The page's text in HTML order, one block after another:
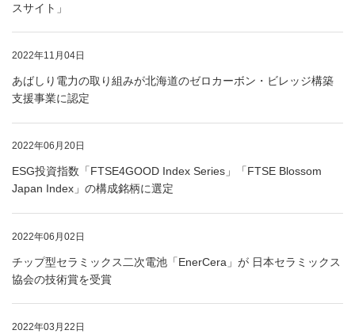
スサイト」
2022年11月04日
あばしり電力の取り組みが北海道のゼロカーボン・ビレッジ構築
支援事業に認定
2022年06月20日
ESG投資指数「FTSE4GOOD Index Series」「FTSE Blossom
Japan Index」の構成銘柄に選定
2022年06月02日
チップ型セラミックス二次電池「EnerCera」が 日本セラミックス
協会の技術賞を受賞
2022年03月22日